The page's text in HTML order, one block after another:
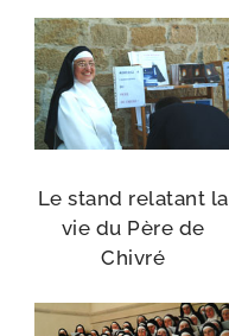
Le stand rela­tant la
vie du Père de
Chivré